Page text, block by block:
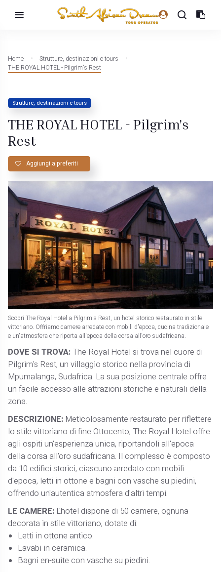
Home
Strutture, destinazioni e tours
THE ROYAL HOTEL - Pilgrim's Rest
Strutture, destinazioni e tours
THE ROYAL HOTEL - Pilgrim's
Rest
Aggiungi a preferiti
Scopri The Royal Hotel a Pilgrim's Rest, un hotel storico restaurato in stile
vittoriano. Offriamo camere arredate con mobili d'epoca, cucina tradizionale
e un'atmosfera che riporta all'epoca della corsa all'oro sudafricana.
DOVE SI TROVA: The Royal Hotel si trova nel cuore di
Pilgrim's Rest, un villaggio storico nella provincia di
Mpumalanga, Sudafrica. La sua posizione centrale offre
un facile accesso alle attrazioni storiche e naturali della
zona.
DESCRIZIONE: Meticolosamente restaurato per riflettere
lo stile vittoriano di fine Ottocento, The Royal Hotel offre
agli ospiti un'esperienza unica, riportandoli all'epoca
della corsa all'oro sudafricana. Il complesso è composto
da 10 edifici storici, ciascuno arredato con mobili
d'epoca, letti in ottone e bagni con vasche su piedini,
offrendo un'autentica atmosfera d'altri tempi.
LE CAMERE: L'hotel dispone di 50 camere, ognuna
decorata in stile vittoriano, dotate di:
Letti in ottone antico.
Lavabi in ceramica.
Bagni en-suite con vasche su piedini.